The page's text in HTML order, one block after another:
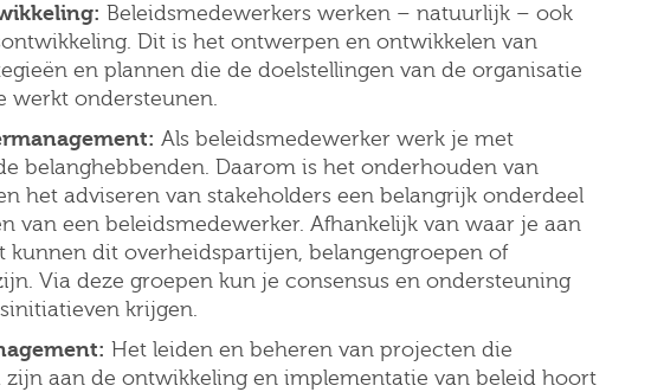
Beleidsmedewerkers werken – natuurlijk – ook
Dit is het ontwerpen en ontwikkelen van
en plannen die de doelstellingen van de organisatie
werkt ondersteunen.
Als beleidsmedewerker werk je met
belanghebbenden. Daarom is het onderhouden van
het adviseren van stakeholders een belangrijk onderdeel
van een beleidsmedewerker. Afhankelijk van waar je aan
kunnen dit overheidspartijen, belangengroepen of
Via deze groepen kun je consensus en ondersteuning
krijgen.
Het leiden en beheren van projecten die
zijn aan de ontwikkeling en implementatie van beleid hoort
Bezorgopties
Ik ga akkoord met het privacy statement